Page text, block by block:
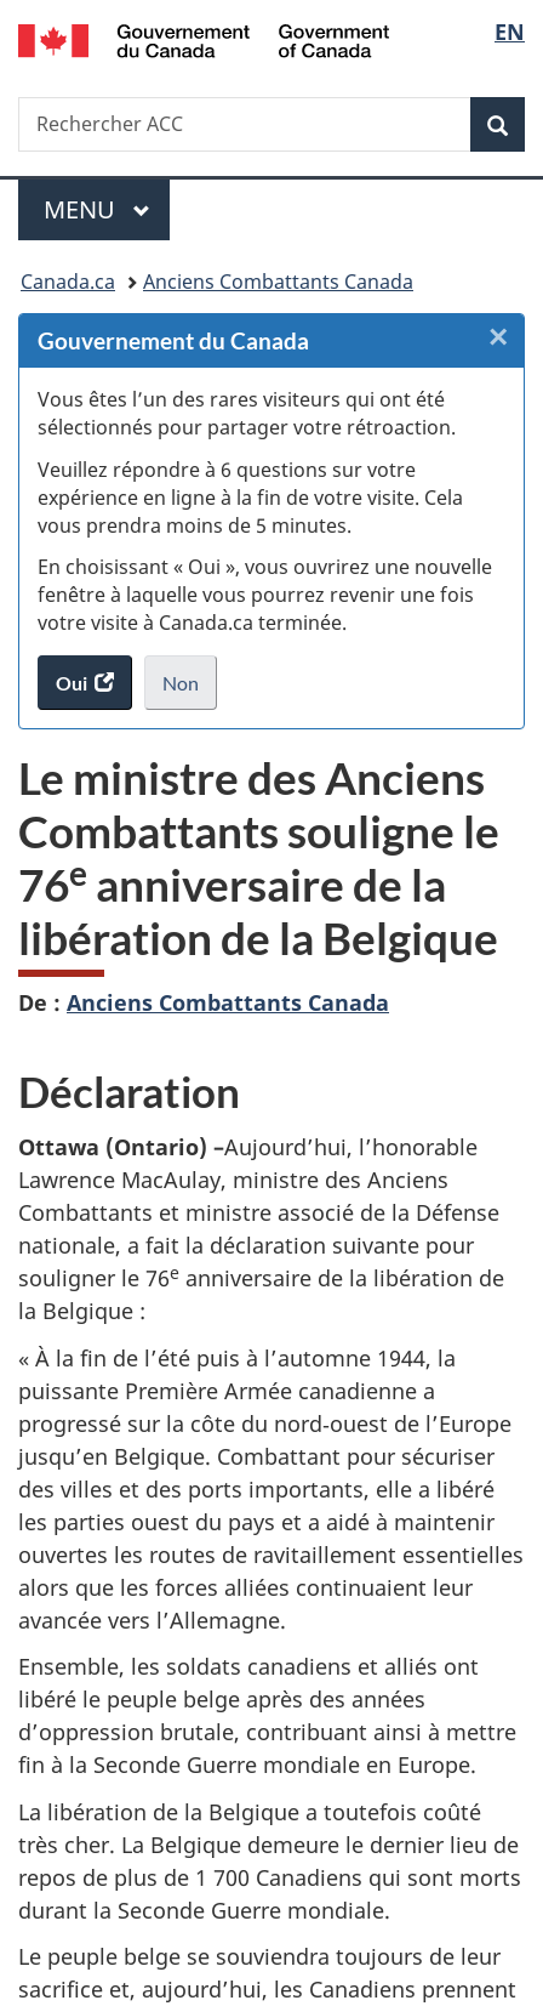
Passer
au
Passer
au
Passer
à
du
Passer
à
simplifiée
de
la
EN
Recherche
Rechercher
ACC
Menu
MENU PRINCIPAL
Vous
êtes
ici :
Canada.ca Anciens Combattants Canada
Gouvernement du Canada
Vous êtes l’un des rares visiteurs qui ont été
sélectionnés pour partager votre rétroaction.
Veuillez répondre à 6 questions sur votre
expérience en ligne à la fin de votre visite. Cela
vous prendra moins de 5 minutes.
En choisissant « Oui », vous ouvrirez une nouvelle
fenêtre à laquelle vous pourrez revenir une fois
votre visite à Canada.ca terminée.
Oui
accéder
au
Non
je
veux
pas
participer
au
sondage
du
site
web,
.
×
Le ministre des Anciens
Combattants souligne le
76e anniversaire de la
libération de la Belgique
De : Anciens Combattants Canada
Déclaration
Ottawa (Ontario) –Aujourd’hui, l’honorable
Lawrence MacAulay, ministre des Anciens
Combattants et ministre associé de la Défense
nationale, a fait la déclaration suivante pour
souligner le 76e anniversaire de la libération de
la Belgique :
« À la fin de l’été puis à l’automne 1944, la
puissante Première Armée canadienne a
progressé sur la côte du nord‑ouest de l’Europe
jusqu’en Belgique. Combattant pour sécuriser
des villes et des ports importants, elle a libéré
les parties ouest du pays et a aidé à maintenir
ouvertes les routes de ravitaillement essentielles
alors que les forces alliées continuaient leur
avancée vers l’Allemagne.
Ensemble, les soldats canadiens et alliés ont
libéré le peuple belge après des années
d’oppression brutale, contribuant ainsi à mettre
fin à la Seconde Guerre mondiale en Europe.
La libération de la Belgique a toutefois coûté
très cher. La Belgique demeure le dernier lieu de
repos de plus de 1 700 Canadiens qui sont morts
durant la Seconde Guerre mondiale.
Le peuple belge se souviendra toujours de leur
sacrifice et, aujourd’hui, les Canadiens prennent